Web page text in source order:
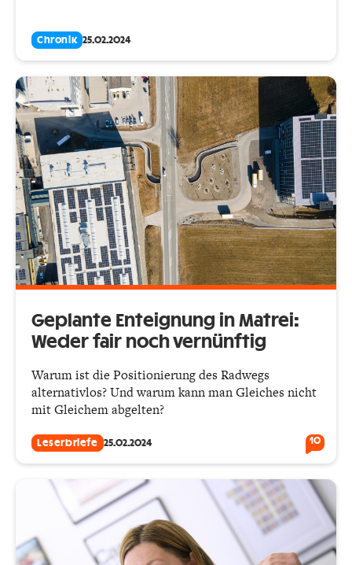
Chronik 25.02.2024
Geplante Enteignung in Matrei:
Weder fair noch vernünftig
Warum ist die Positionierung des Radwegs
alternativlos? Und warum kann man Gleiches nicht
mit Gleichem abgelten?
Leserbriefe 25.02.2024 10